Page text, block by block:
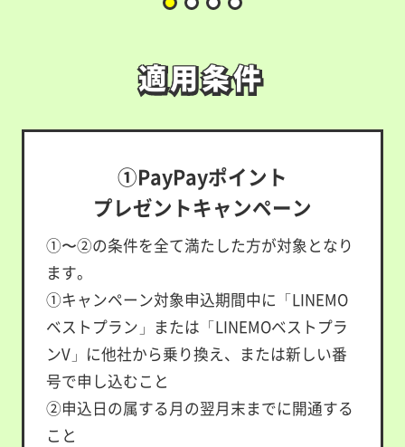
適用条件
適用条件
①PayPayポイント
プレゼントキャンペーン
①〜②の条件を全て満たした方が対象となり
ます。
①キャンペーン対象申込期間中に「LINEMO
ベストプラン」または「LINEMOベストプラ
ンV」に他社から乗り換え、または新しい番
号で申し込むこと
②申込日の属する月の翌月末までに開通する
こと